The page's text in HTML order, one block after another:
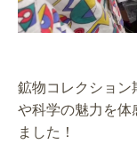
鉱物コレクション
や科学の魅力を体
ました！